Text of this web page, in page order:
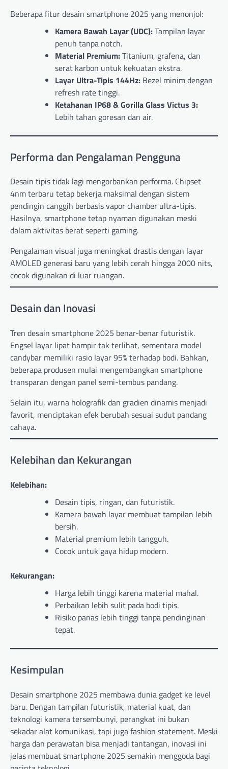
Beberapa fitur desain smartphone 2025 yang menonjol:
Kamera Bawah Layar (UDC):Tampilan layar
penuh tanpa notch.
Material Premium:Titanium, grafena, dan
serat karbon untuk kekuatan ekstra.
Layar Ultra-Tipis 144Hz: Bezel minim dengan
refresh rate tinggi.
Ketahanan IP68 & Gorilla Glass Victus 3:
Lebih tahan goresan dan air.
Performa dan Pengalaman Pengguna
Desain tipis tidak lagi mengorbankan performa. Chipset
4nm terbaru tetap bekerja maksimal dengan sistem
pendingin canggih berbasis vapor chamber ultra-tipis.
Hasilnya, smartphone tetap nyaman digunakan meski
dalam aktivitas berat seperti gaming.
Pengalaman visual juga meningkat drastis dengan layar
AMOLED generasi baru yang lebih cerah hingga 2000 nits,
cocok digunakan di luar ruangan.
Desain dan Inovasi
Tren desain smartphone 2025 benar-benar futuristik.
Engsel layar lipat hampir tak terlihat, sementara model
candybar memiliki rasio layar 95% terhadap bodi. Bahkan,
beberapa produsen mulai mengembangkan smartphone
transparan dengan panel semi-tembus pandang.
Selain itu, warna holografik dan gradien dinamis menjadi
favorit, menciptakan efek berubah sesuai sudut pandang
cahaya.
Kelebihan dan Kekurangan
Kelebihan:
Desain tipis, ringan, dan futuristik.
Kamera bawah layar membuat tampilan lebih
bersih.
Material premium lebih tangguh.
Cocok untuk gaya hidup modern.
Kekurangan:
Harga lebih tinggi karena material mahal.
Perbaikan lebih sulit pada bodi tipis.
Risiko panas lebih tinggi tanpa pendinginan
tepat.
Kesimpulan
Desain smartphone 2025 membawa dunia gadget ke level
baru. Dengan tampilan futuristik, material kuat, dan
teknologi kamera tersembunyi, perangkat ini bukan
sekadar alat komunikasi, tapi juga fashion statement. Meski
harga dan perawatan bisa menjadi tantangan, inovasi ini
jelas membuat smartphone 2025 semakin menggoda bagi